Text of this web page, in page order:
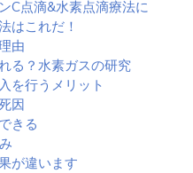
C点滴&水素点滴療法に
はこれだ！
由
る？水素ガスの研究
を行うメリット
因
きる
が違います